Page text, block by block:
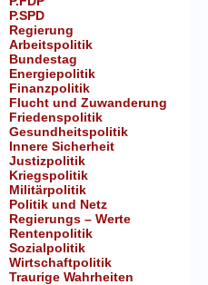
P.SPD
Regierung
Arbeitspolitik
Bundestag
Energiepolitik
Finanzpolitik
Flucht und Zuwanderung
Friedenspolitik
Gesundheitspolitik
Innere Sicherheit
Justizpolitik
Kriegspolitik
Militärpolitik
Politik und Netz
Regierungs – Werte
Rentenpolitik
Sozialpolitik
Wirtschaftpolitik
Traurige Wahrheiten